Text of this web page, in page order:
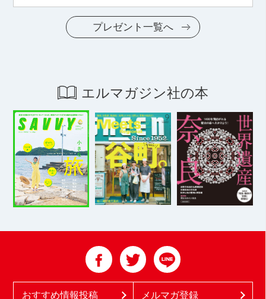
プレゼント一覧へ
エルマガジン社の本
おすすめ情報投稿 メルマガ登録